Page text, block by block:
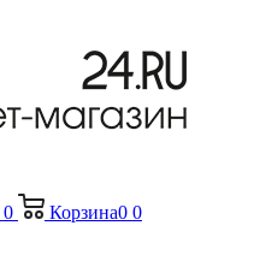
0 Корзина0 0